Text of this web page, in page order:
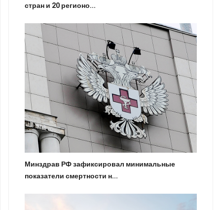
стран и 20 регионо...
Минздрав РФ зафиксировал минимальные
показатели смертности н...